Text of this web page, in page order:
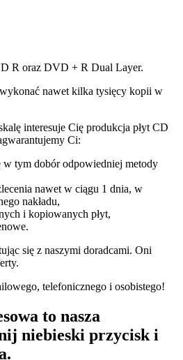
R oraz DVD + R Dual Layer.
nawet kilka tysięcy kopii w
interesuje Cię produkcja płyt CD
Ci:
w tym dobór odpowiedniej metody
nawet w ciągu 1 dnia, w
nakładu,
i kopiowanych płyt,
się z naszymi doradcami. Oni
telefonicznego i osobistego!
to nasza
niebieski przycisk i